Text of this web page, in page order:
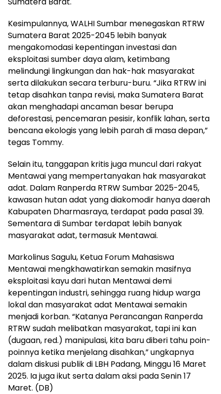
Kesimpulannya, WALHI Sumbar menegaskan RTRW
Sumatera Barat 2025-2045 lebih banyak
mengakomodasi kepentingan investasi dan
eksploitasi sumber daya alam, ketimbang
melindungi lingkungan dan hak-hak masyarakat
serta dilakukan secara terburu-buru. “Jika RTRW ini
tetap disahkan tanpa revisi, maka Sumatera Barat
akan menghadapi ancaman besar berupa
deforestasi, pencemaran pesisir, konflik lahan, serta
bencana ekologis yang lebih parah di masa depan,”
tegas Tommy.
Selain itu, tanggapan kritis juga muncul dari rakyat
Mentawai yang mempertanyakan hak masyarakat
adat. Dalam Ranperda RTRW Sumbar 2025-2045,
kawasan hutan adat yang diakomodir hanya daerah
Kabupaten Dharmasraya, terdapat pada pasal 39.
Sementara di Sumbar terdapat lebih banyak
masyarakat adat, termasuk Mentawai.
Markolinus Sagulu, Ketua Forum Mahasiswa
Mentawai mengkhawatirkan semakin masifnya
eksploitasi kayu dari hutan Mentawai demi
kepentingan industri, sehingga ruang hidup warga
lokal dan masyarakat adat Mentawai semakin
menjadi korban. “Katanya Perancangan Ranperda
RTRW sudah melibatkan masyarakat, tapi ini kan
(dugaan, red.) manipulasi, kita baru diberi tahu poin-
poinnya ketika menjelang disahkan,” ungkapnya
dalam diskusi publik di LBH Padang, Minggu 16 Maret
2025. Ia juga ikut serta dalam aksi pada Senin 17
Maret. (DB)